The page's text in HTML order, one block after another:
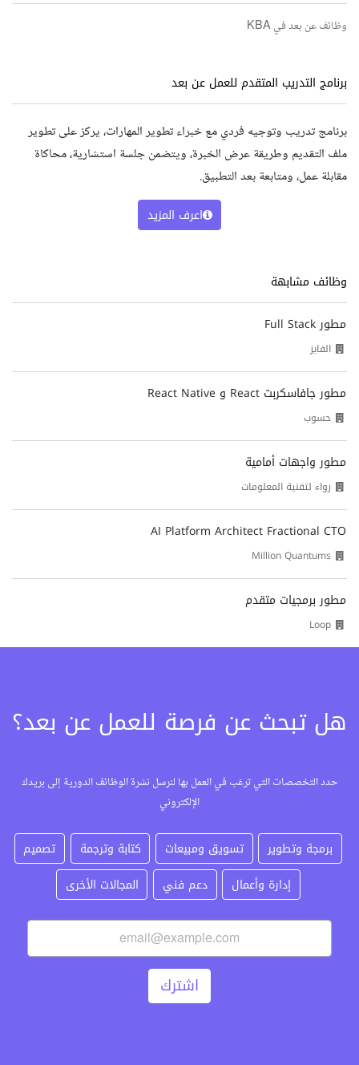
وظائف عن بعد في KBA
برنامج التدريب المتقدم للعمل عن بعد
برنامج تدريب وتوجيه فردي مع خبراء تطوير المهارات، يركز على تطوير
ملف التقديم وطريقة عرض الخبرة، ويتضمن جلسة استشارية، محاكاة
مقابلة عمل، ومتابعة بعد التطبيق.
اعرف المزيد
وظائف مشابهة
مطور Full Stack
الفايز
مطور جافاسكربت React و React Native
حسوب
مطور واجهات أمامية
رواء لتقنية المعلومات
AI Platform Architect Fractional CTO
Million Quantums
مطور برمجيات متقدم
Loop
هل تبحث عن فرصة للعمل عن بعد؟
حدد التخصصات التي ترغب في العمل بها لنرسل نشرة الوظائف الدورية إلى بريدك
الإلكتروني
برمجة وتطوير تسويق ومبيعات كتابة وترجمة
تصميم
إدارة وأعمال
دعم فني المجالات الأخرى
اشترك